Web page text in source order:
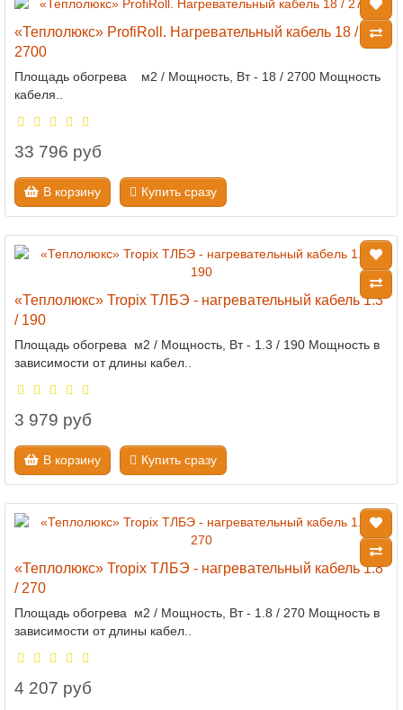
«Теплолюкс» ProfiRoll. Нагревательный кабель 18 /
2700
Площадь обогрева м2 / Мощность, Вт - 18 / 2700 Мощность
кабеля..
33 796 руб
В корзину Купить сразу
«Теплолюкс» Tropix ТЛБЭ - нагревательный кабель 1.3
/ 190
Площадь обогрева м2 / Мощность, Вт - 1.3 / 190 Мощность в
зависимости от длины кабел..
3 979 руб
В корзину Купить сразу
«Теплолюкс» Tropix ТЛБЭ - нагревательный кабель 1.8
/ 270
Площадь обогрева м2 / Мощность, Вт - 1.8 / 270 Мощность в
зависимости от длины кабел..
4 207 руб